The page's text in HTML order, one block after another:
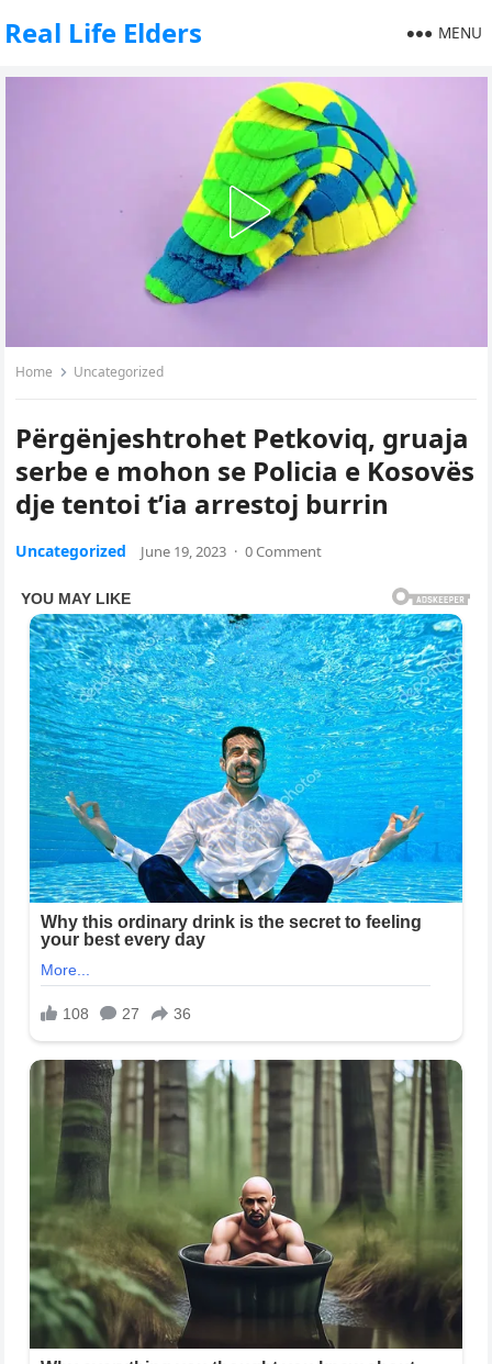
Real Life Elders MENU
Home Uncategorized
Përgënjeshtrohet Petkoviq, gruaja
serbe e mohon se Policia e Kosovës
dje tentoi t’ia arrestoj burrin
Uncategorized June 19, 2023 · 0 Comment